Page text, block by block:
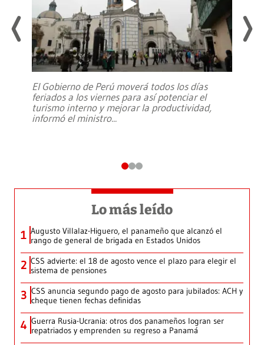
El Gobierno de Perú moverá todos los días
feriados a los viernes para así potenciar el
turismo interno y mejorar la productividad,
informó el ministro...
Lo más leído
1 Augusto Villalaz-Higuero, el panameño que alcanzó el
rango de general de brigada en Estados Unidos
2 CSS advierte: el 18 de agosto vence el plazo para elegir el
sistema de pensiones
3 CSS anuncia segundo pago de agosto para jubilados: ACH y
cheque tienen fechas definidas
4 Guerra Rusia-Ucrania: otros dos panameños logran ser
repatriados y emprenden su regreso a Panamá